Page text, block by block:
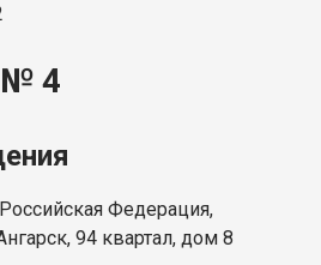
№ 4
Российская Федерация,
94 квартал, дом 8